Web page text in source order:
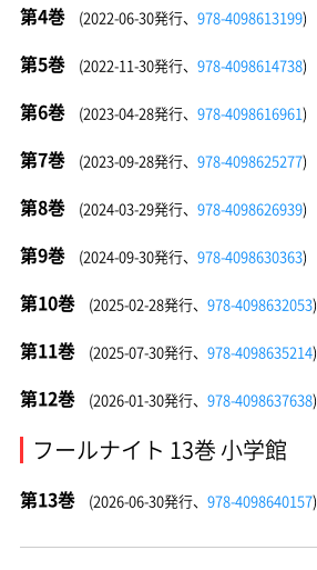
第4巻 (2022-06-30発行、 978-4098613199)
第5巻 (2022-11-30発行、 978-4098614738)
第6巻 (2023-04-28発行、 978-4098616961)
第7巻 (2023-09-28発行、 978-4098625277)
第8巻 (2024-03-29発行、 978-4098626939)
第9巻 (2024-09-30発行、 978-4098630363)
第10巻 (2025-02-28発行、 978-4098632053)
第11巻 (2025-07-30発行、 978-4098635214)
第12巻 (2026-01-30発行、 978-4098637638)
フールナイト 13巻 小学館
第13巻 (2026-06-30発行、 978-4098640157)